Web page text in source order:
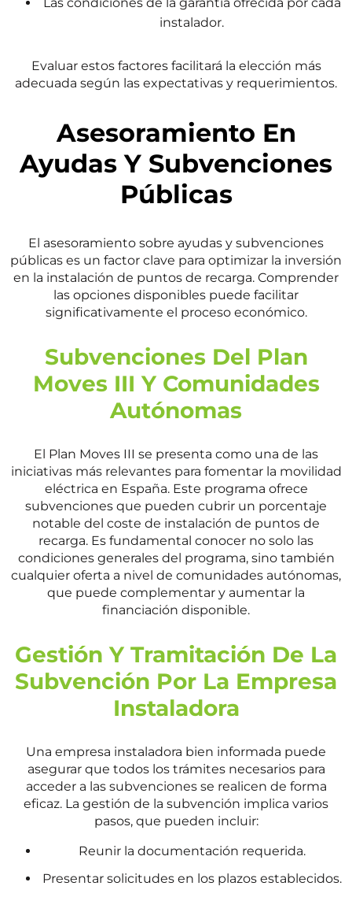
instalador.
Evaluar estos factores facilitará la elección más
adecuada según las expectativas y requerimientos.
Asesoramiento En
Ayudas Y Subvenciones
Públicas
El asesoramiento sobre ayudas y subvenciones
públicas es un factor clave para optimizar la inversión
en la instalación de puntos de recarga. Comprender
las opciones disponibles puede facilitar
significativamente el proceso económico.
Subvenciones Del Plan
Moves III Y Comunidades
Autónomas
El Plan Moves III se presenta como una de las
iniciativas más relevantes para fomentar la movilidad
eléctrica en España. Este programa ofrece
subvenciones que pueden cubrir un porcentaje
notable del coste de instalación de puntos de
recarga. Es fundamental conocer no solo las
condiciones generales del programa, sino también
cualquier oferta a nivel de comunidades autónomas,
que puede complementar y aumentar la
financiación disponible.
Gestión Y Tramitación De La
Subvención Por La Empresa
Instaladora
Una empresa instaladora bien informada puede
asegurar que todos los trámites necesarios para
acceder a las subvenciones se realicen de forma
eficaz. La gestión de la subvención implica varios
pasos, que pueden incluir:
Reunir la documentación requerida.
Presentar solicitudes en los plazos establecidos.